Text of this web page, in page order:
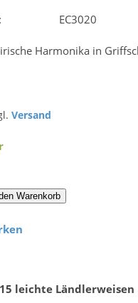
EC3020
Harmonika in
Versand
Warenkorb
leichte Ländlerweisen